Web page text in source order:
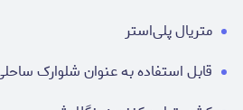
متریال پلی‌استر
قابل استفاده به عنوان شلوارک